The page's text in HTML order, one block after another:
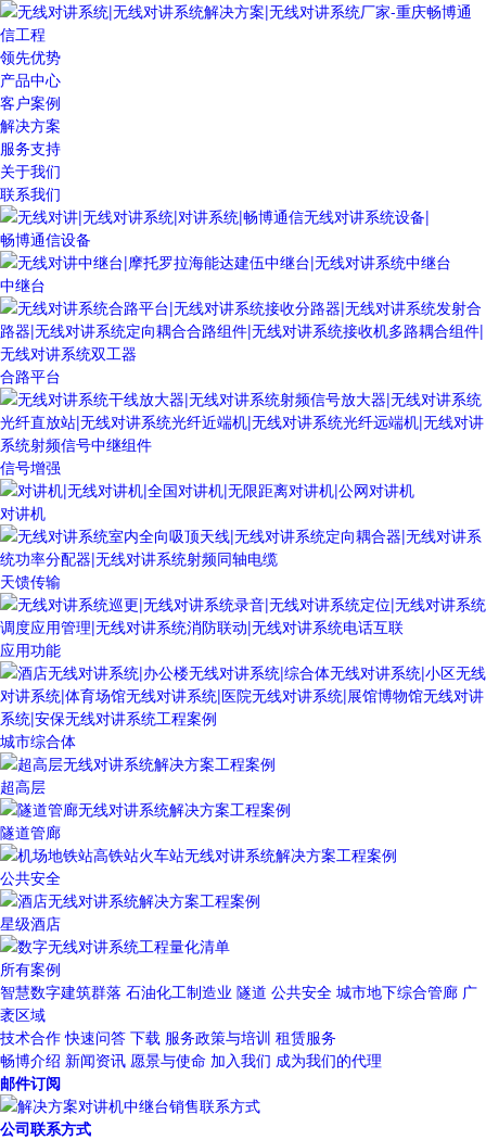
领先优势
产品中心
客户案例
解决方案
服务支持
关于我们
联系我们
畅博通信设备
中继台
合路平台
信号增强
对讲机
天馈传输
应用功能
城市综合体
超高层
隧道管廊
公共安全
星级酒店
所有案例
智慧数字建筑群落 石油化工制造业 隧道 公共安全 城市地下综合管廊 广
袤区域
技术合作 快速问答 下载 服务政策与培训 租赁服务
畅博介绍 新闻资讯 愿景与使命 加入我们 成为我们的代理
邮件订阅
公司联系方式